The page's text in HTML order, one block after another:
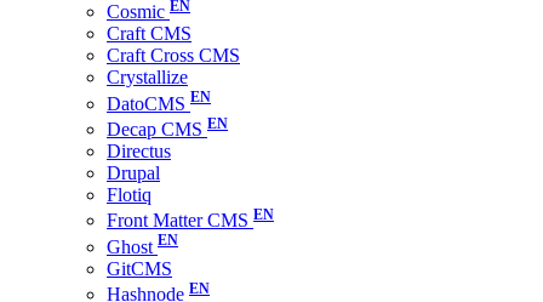
Cosmic
Craft CMS
Craft Cross CMS
Crystallize
DatoCMS
Decap CMS
Directus
Drupal
Flotiq
Front Matter CMS
Ghost
GitCMS
Hashnode